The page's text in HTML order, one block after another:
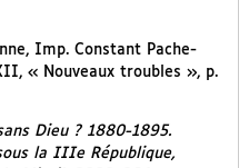
Imp. Constant Pache-
« Nouveaux troubles », p.
Dieu ? 1880-1895.
la IIIe République,